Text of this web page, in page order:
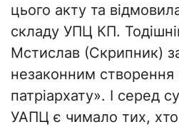
цього акту та
складу УПЦ КП.
Мстислав (Скрипник)
незаконним створення
патріархату». І серед
УАПЦ є чимало тих,